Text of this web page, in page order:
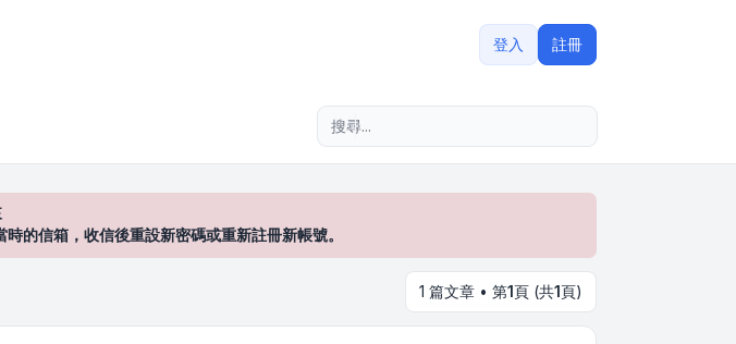
登入 註冊
信箱，收信後重設新密碼或重新註冊新帳號。
1 篇文章 • 第1頁 (共1頁)